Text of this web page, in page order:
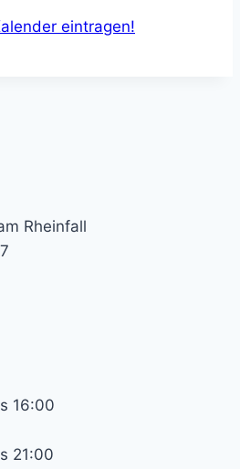
eintragen!
Rheinfall
16:00
21:00